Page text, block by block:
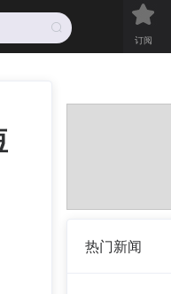
订阅
热门新闻